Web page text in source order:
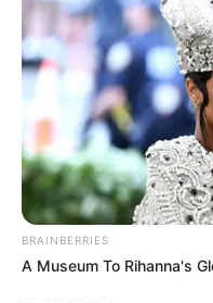
Why this ordinary
CTA LOVE
BRAINBERRIES
A Museum To Rihanna's